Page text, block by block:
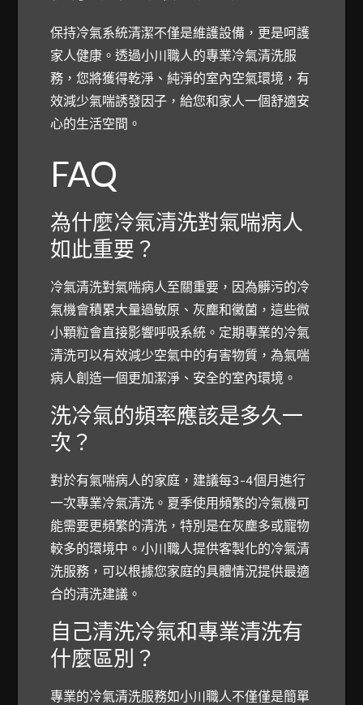
保持冷氣系統清潔不僅是維護設備，更是呵護
家人健康。透過小川職人的專業冷氣清洗服
務，您將獲得乾淨、純淨的室內空氣環境，有
效減少氣喘誘發因子，給您和家人一個舒適安
心的生活空間。
FAQ
為什麼冷氣清洗對氣喘病人
如此重要？
冷氣清洗對氣喘病人至關重要，因為髒污的冷
氣機會積累大量過敏原、灰塵和黴菌，這些微
小顆粒會直接影響呼吸系統。定期專業的冷氣
清洗可以有效減少空氣中的有害物質，為氣喘
病人創造一個更加潔淨、安全的室內環境。
洗冷氣的頻率應該是多久一
次？
對於有氣喘病人的家庭，建議每3-4個月進行
一次專業冷氣清洗。夏季使用頻繁的冷氣機可
能需要更頻繁的清洗，特別是在灰塵多或寵物
較多的環境中。小川職人提供客製化的冷氣清
洗服務，可以根據您家庭的具體情況提供最適
合的清洗建議。
自己清洗冷氣和專業清洗有
什麼區別？
專業的冷氣清洗服務如小川職人不僅僅是簡單